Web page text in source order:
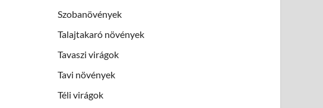
Szobanövények
Talajtakaró növények
Tavaszi virágok
Tavi növények
Téli virágok